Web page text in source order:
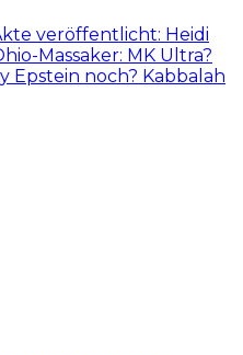
veröffentlicht: Heidi
Massaker: MK Ultra?
Epstein noch? Kabbalah